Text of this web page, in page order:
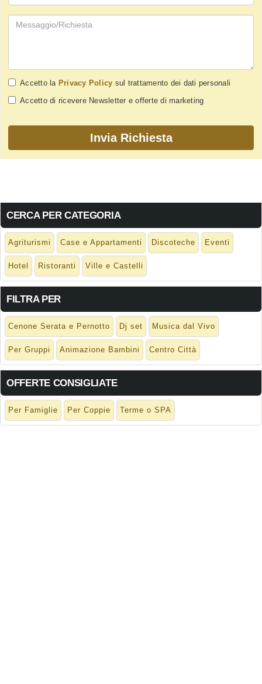
Accetto la Privacy Policy sul trattamento dei dati personali
Accetto di ricevere Newsletter e offerte di marketing
CERCA PER CATEGORIA
Agriturismi Case e Appartamenti Discoteche Eventi
Hotel Ristoranti Ville e Castelli
FILTRA PER
Cenone Serata e Pernotto Dj set Musica dal Vivo
Per Gruppi Animazione Bambini Centro Città
OFFERTE CONSIGLIATE
Per Famiglie Per Coppie Terme o SPA